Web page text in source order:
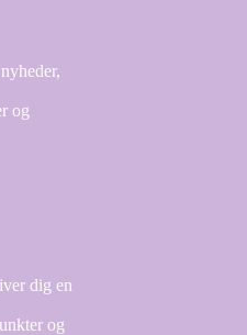
og
dig en
og